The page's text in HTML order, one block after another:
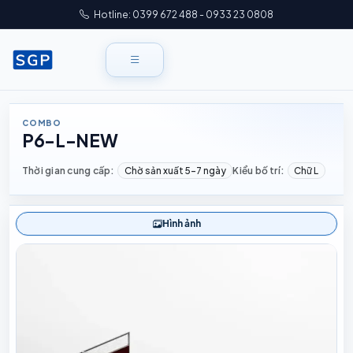
Hotline: 0399 672 488 - 0933 23 0808
COMBO
P6-L-NEW
Thời gian cung cấp: Chờ sản xuất 5–7 ngày Kiểu bố trí: Chữ L
Hình ảnh